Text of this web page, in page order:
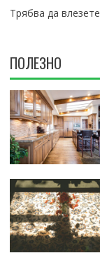
Трябва да влезете
ПОЛЕЗНО